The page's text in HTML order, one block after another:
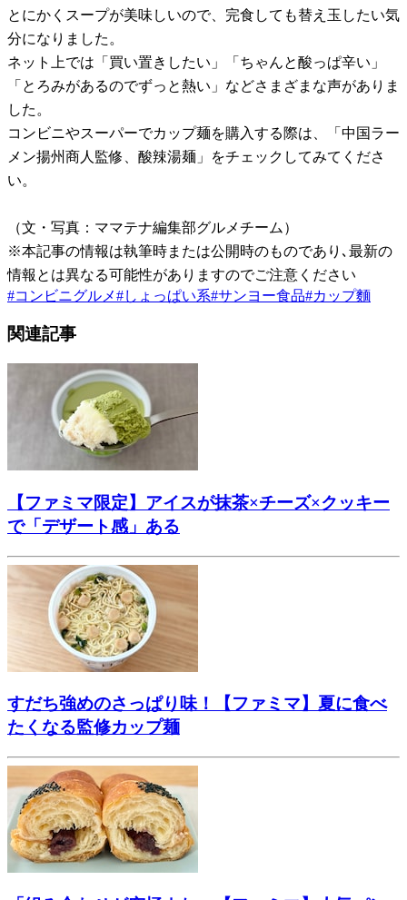
とにかくスープが美味しいので、完食しても替え玉したい気
分になりました。
ネット上では「買い置きしたい」「ちゃんと酸っぱ辛い」
「とろみがあるのでずっと熱い」などさまざまな声がありま
した。
コンビニやスーパーでカップ麺を購入する際は、「中国ラー
メン揚州商人監修、酸辣湯麺」をチェックしてみてくださ
い。
（文・写真：ママテナ編集部グルメチーム）
※本記事の情報は執筆時または公開時のものであり､最新の
情報とは異なる可能性がありますのでご注意ください
#コンビニグルメ#しょっぱい系#サンヨー食品#カップ麵
関連記事
【ファミマ限定】アイスが抹茶×チーズ×クッキー
で「デザート感」ある
すだち強めのさっぱり味！【ファミマ】夏に食べ
たくなる監修カップ麺